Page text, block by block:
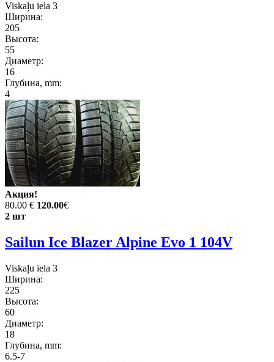
Viskaļu iela 3
Ширина:
205
Высота:
55
Диаметр:
16
Глубина, mm:
4
Акция!
80.00 € 120.00€
2 шт
Sailun Ice Blazer Alpine Evo 1 104V
Viskaļu iela 3
Ширина:
225
Высота:
60
Диаметр:
18
Глубина, mm:
6.5-7